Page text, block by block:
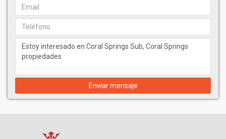
Enviar mensaje